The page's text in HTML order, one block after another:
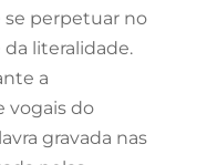
se perpetuar no
literalidade.
a
vogais do
gravada nas